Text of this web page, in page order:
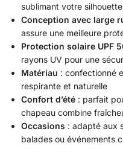
sublimant votre
Conception avec large
assure une meilleure
Protection solaire UPF
rayons UV pour une
Matériau : confectionné
respirante et naturelle
Confort d’été : parfait
chapeau combine
Occasions : adapté aux
balades ou événements